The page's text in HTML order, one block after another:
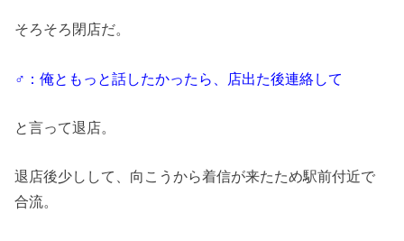
そろそろ閉店だ。
♂：俺ともっと話したかったら、店出た後連絡して
と言って退店。
退店後少しして、向こうから着信が来たため駅前付近で
合流。